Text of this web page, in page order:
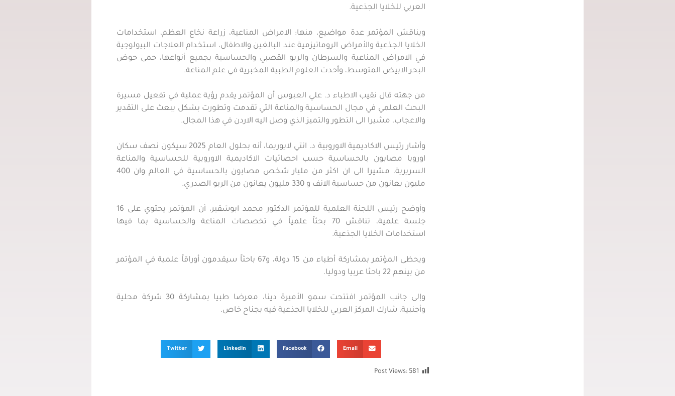
العربي للخلايا الجذعية.
ويناقش المؤتمر عدة مواضيع، منها: الامراض المناعية، زراعة نخاع العظم، استخدامات
الخلايا الجذعية والأمراض الروماتيزمية عند البالغين والاطفال، استخدام العلاجات البيولوجية
في الامراض المناعية والسرطان والربو القصبي والحساسية بجميع أنواعها، حمى حوض
البحر الابيض المتوسط، وأحدث العلوم الطبية المخبرية في علم المناعة.
من جهته قال نقيب الاطباء د. علي العبوس أن المؤتمر يقدم رؤية عملية في تفعيل مسيرة
البحث العلمي في مجال الحساسية والمناعة التي تقدمت وتطورت بشكل يبعث على التقدير
والاعجاب، مشيرا الى التطور والتميز الذي وصل اليه الاردن في هذا المجال.
وأشار رئيس الاكاديمية الاوروبية د. انتي لايوريما، أنه بحلول العام 2025 سيكون نصف سكان
اوروبا مصابون بالحساسية حسب احصائيات الاكاديمية الاوروبية للحساسية والمناعة
السريرية، مشيرا الى ان اكثر من مليار شخص مصابون بالحساسية في العالم وان 400
مليون يعانون من حساسية الانف و 330 مليون يعانون من الربو الصدري.
وأوضح رئيس اللجنة العلمية للمؤتمر الدكتور محمد ابوشقير، أن المؤتمر يحتوي على 16
جلسة علمية، تناقش 70 بحثاً علمياً في تخصصات المناعة والحساسية بما فيها
استخدامات الخلايا الجذعية.
ويحظى المؤتمر بمشاركة أطباء من 15 دولة، و67 باحثاً سيقدمون أوراقاً علمية في المؤتمر
من بينهم 22 باحثا عربيا ودوليا.
وإلى جانب المؤتمر افتتحت سمو الأميرة دينا، معرضا طبيا بمشاركة 30 شركة محلية
وأجنبية، شارك المركز العربي للخلايا الجذعية فيه بجناح خاص.
Email
Facebook
LinkedIn
Twitter
Post Views: 581